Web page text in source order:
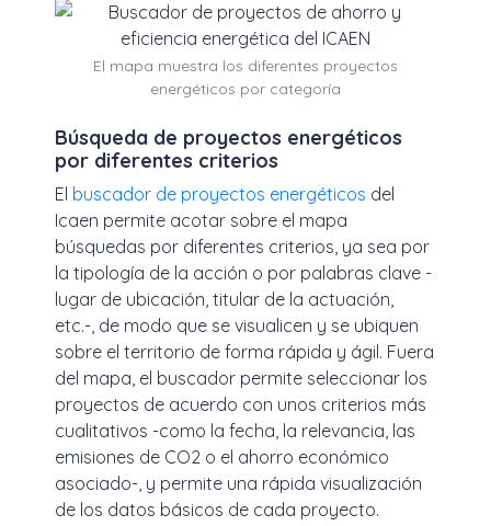
El mapa muestra los diferentes proyectos
energéticos por categoría
Búsqueda de proyectos energéticos
por diferentes criterios
El buscador de proyectos energéticos del
Icaen permite acotar sobre el mapa
búsquedas por diferentes criterios, ya sea por
la tipología de la acción o por palabras clave -
lugar de ubicación, titular de la actuación,
etc.-, de modo que se visualicen y se ubiquen
sobre el territorio de forma rápida y ágil. Fuera
del mapa, el buscador permite seleccionar los
proyectos de acuerdo con unos criterios más
cualitativos -como la fecha, la relevancia, las
emisiones de CO2 o el ahorro económico
asociado-, y permite una rápida visualización
de los datos básicos de cada proyecto.